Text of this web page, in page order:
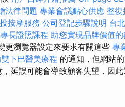
法律問題 專業會議點心供應 整復
按摩服務 公司登記步驟說明 台
長證照課程 助您實現品牌價值
更瀏覽器設定來要求有關這些 專
下巴醫美療程 的通知，但網站
延誤可能會導致顧客失望，因